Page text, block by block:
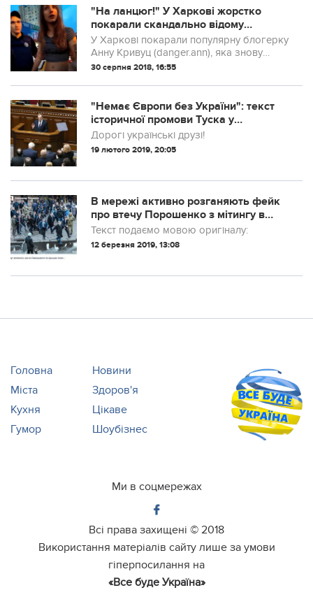
"На ланцюг!" У Харкові жорстко
покарали скандально відому
блогерку
У Харкові покарали популярну блогерку
Анну Кривуц (danger.ann), яка знову
попалася у стані алкогольного сп'яніння
30 серпня 2018, 16:55
"Немає Європи без України": текст
історичної промови Туска у
Верховній раді
Дорогі українські друзі!
19 лютого 2019, 20:05
В мережі активно розганяють фейк
про втечу Порошенко з мітингу в
Житомирі. (ФОТО)
Текст подаємо мовою оригіналу:
12 березня 2019, 13:08
Головна
Новини
Міста
Здоров'я
Кухня
Цікаве
Гумор
Шоубізнес
Ми в соцмережах
Всі права захищені © 2018
Використання матеріалів сайту лише за умови
гіперпосилання на
«Все буде Україна»